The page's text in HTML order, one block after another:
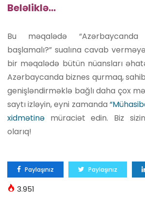
Beləliklə…
Bu məqalədə
başlamalı?” sualına cavab
bir məqalədə bütün nüansları
Azərbaycanda biznes qurmaq,
genişləndirməklə bağlı daha çox
saytı izləyin, eyni zamanda
xidmətinə müraciət edin. Biz
olarıq!
Paylaşınız Paylaşınız
3.951